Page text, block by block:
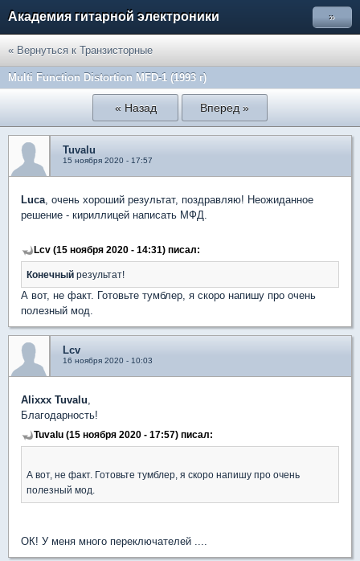
Академия гитарной электроники »
« Вернуться к Транзисторные
Multi Function Distortion MFD-1 (1993 г)
« Назад Вперед »
Tuvalu
15 ноября 2020 - 17:57
Luca, очень хороший результат, поздравляю! Неожиданное
решение - кириллицей написать МФД.
Lcv (15 ноября 2020 - 14:31) писал:
Конечный результат!
А вот, не факт. Готовьте тумблер, я скоро напишу про очень
полезный мод.
Lcv
16 ноября 2020 - 10:03
Alixxx Tuvalu,
Благодарность!
Tuvalu (15 ноября 2020 - 17:57) писал:
А вот, не факт. Готовьте тумблер, я скоро напишу про очень
полезный мод.
ОК! У меня много переключателей ....